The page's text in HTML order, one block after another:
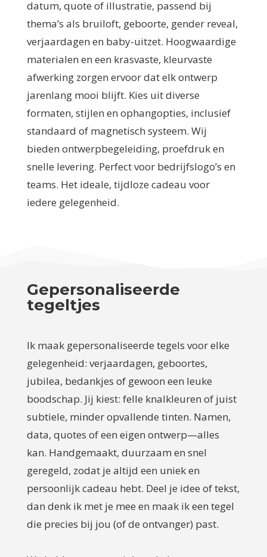
datum, quote of illustratie, passend bij
thema’s als bruiloft, geboorte, gender reveal,
verjaardagen en baby-uitzet. Hoogwaardige
materialen en een krasvaste, kleurvaste
afwerking zorgen ervoor dat elk ontwerp
jarenlang mooi blijft. Kies uit diverse
formaten, stijlen en ophangopties, inclusief
standaard of magnetisch systeem. Wij
bieden ontwerpbegeleiding, proefdruk en
snelle levering. Perfect voor bedrijfslogo’s en
teams. Het ideale, tijdloze cadeau voor
iedere gelegenheid.
Gepersonaliseerde
tegeltjes
Ik maak gepersonaliseerde tegels voor elke
gelegenheid: verjaardagen, geboortes,
jubilea, bedankjes of gewoon een leuke
boodschap. Jij kiest: felle knalkleuren of juist
subtiele, minder opvallende tinten. Namen,
data, quotes of een eigen ontwerp—alles
kan. Handgemaakt, duurzaam en snel
geregeld, zodat je altijd een uniek en
persoonlijk cadeau hebt. Deel je idee of tekst,
dan denk ik met je mee en maak ik een tegel
die precies bij jou (of de ontvanger) past.